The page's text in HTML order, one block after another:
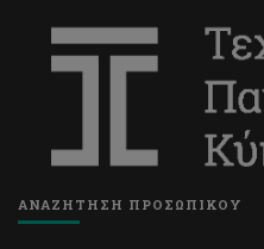
ΑΝΑΖΗΤΗΣΗ ΠΡΟΣΩΠΙΚΟΥ